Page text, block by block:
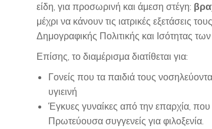
είδη, για προσωρινή και άμεση στέγη:
μέχρι να κάνουν τις ιατρικές εξετάσεις
Δημογραφικής Πολιτικής και Ισότητας
Επίσης, το διαμέρισμα διατίθεται για:
Γονείς που τα παιδιά τους
υγιεινή
Έγκυες γυναίκες από την επαρχία, που
Πρωτεύουσα συγγενείς για φιλοξενία.